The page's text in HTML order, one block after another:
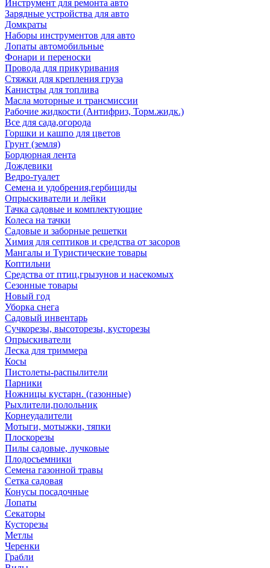
Инструмент для ремонта авто
Зарядные устройства для авто
Домкраты
Наборы инструментов для авто
Лопаты автомобильные
Фонари и переноски
Провода для прикуривания
Стяжки для крепления груза
Канистры для топлива
Масла моторные и трансмиссии
Рабочие жидкости (Антифриз, Торм.жидк.)
Все для сада,огорода
Горшки и кашпо для цветов
Грунт (земля)
Бордюрная лента
Дождевики
Ведро-туалет
Семена и удобрения,гербициды
Опрыскиватели и лейки
Тачка садовые и комплектующие
Колеса на тачки
Садовые и заборные решетки
Химия для септиков и средства от засоров
Мангалы и Туристические товары
Коптильни
Средства от птиц,грызунов и насекомых
Сезонные товары
Новый год
Уборка снега
Садовый инвентарь
Сучкорезы, высоторезы, кусторезы
Опрыскиватели
Леска для триммера
Косы
Пистолеты-распылители
Парники
Ножницы кустарн. (газонные)
Рыхлители,полольник
Корнеудалители
Мотыги, мотыжки, тяпки
Плоскорезы
Пилы садовые, лучковые
Плодосъемники
Семена газонной травы
Сетка садовая
Конусы посадочные
Лопаты
Секаторы
Кусторезы
Метлы
Черенки
Грабли